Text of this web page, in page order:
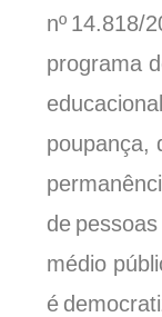
nº 14.818/
programa
poupança,
de
médio
é